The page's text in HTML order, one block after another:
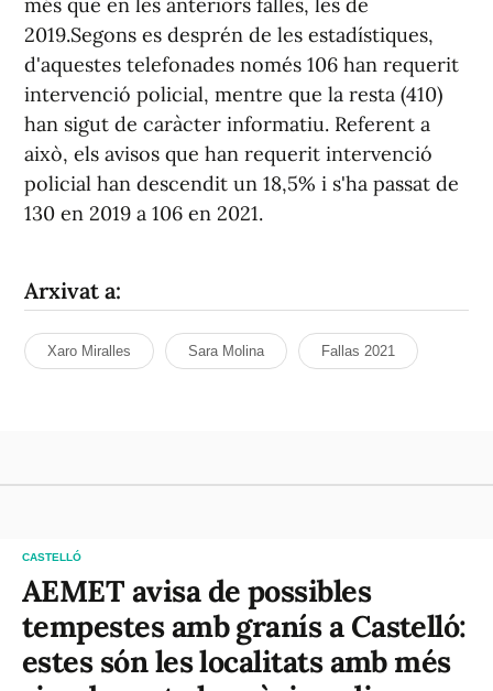
2019.Segons es desprén de les estadístiques,
d'aquestes telefonades només 106 han requerit
intervenció policial, mentre que la resta (410)
han sigut de caràcter informatiu. Referent a
això, els avisos que han requerit intervenció
policial han descendit un 18,5% i s'ha passat de
130 en 2019 a 106 en 2021.
Arxivat a:
Xaro Miralles Sara Molina Fallas 2021
CASTELLÓ
AEMET avisa de possibles
tempestes amb granís a Castelló:
estes són les localitats amb més